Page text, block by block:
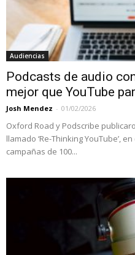
Audiencias
Podcasts de audio
mejor que YouTube
Josh Mendez - 01/02/2026
Oxford Road y Podscribe
llamado ‘Re-Thinking YouTube’,
campañas de 100...